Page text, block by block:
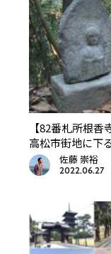
【82番札所根
高松市街地に下
佐藤 崇裕
2022.06.27